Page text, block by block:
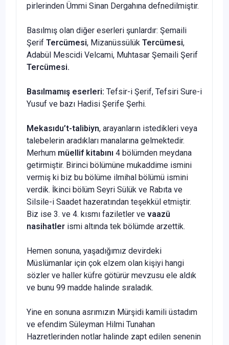
pirlerinden Ümmi Sinan Dergahına defnedilmiştir.
Basılmış olan diğer eserleri şunlardır: Şemaili
Şerif Tercümesi, Mizanüssülük Tercümesi,
Adabül Mescidi Velcami, Muhtasar Şemaili Şerif
Tercümesi.
Basılmamış eserleri: Tefsir-i Şerif, Tefsiri Sure-i
Yusuf ve bazı Hadisi Şerife Şerhi.
Mekasıdu’t-talibiyn, arayanların istedikleri veya
talebelerin aradıkları manalarına gelmektedir.
Merhum müellif kitabını 4 bölümden meydana
getirmiştir. Birinci bölümüne mukaddime ismini
vermiş ki biz bu bölüme ilmihal bölümü ismini
verdik. İkinci bölüm Seyri Sülük ve Rabıta ve
Silsile-i Saadet hazeratından teşekkül etmiştir.
Biz ise 3. ve 4. kısmı faziletler ve vaazü
nasihatler ismi altında tek bölümde arzettik.
Hemen sonuna, yaşadığımız devirdeki
Müslümanlar için çok elzem olan kişiyi hangi
sözler ve haller küfre götürür mevzusu ele aldık
ve bunu 99 madde halinde sıraladık.
Yine en sonuna asrımızın Mürşidi kamili üstadım
ve efendim Süleyman Hilmi Tunahan
Hazretlerinden notlar halinde zapt edilen senenin